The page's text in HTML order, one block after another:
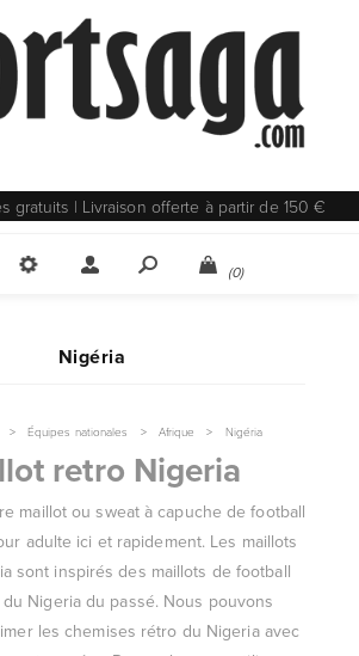
gratuits | Livraison offerte à partir de 150 €
(0)
> Équipes nationales > Afrique > Nigéria
Nigéria
retro Nigeria
maillot ou sweat à capuche de football
adulte ici et rapidement. Les maillots
sont inspirés des maillots de football
Nigeria du passé. Nous pouvons
les chemises rétro du Nigeria avec